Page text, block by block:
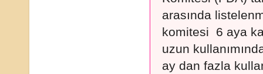
arasında
komitesi 6 aya
uzun
ay dan fazla